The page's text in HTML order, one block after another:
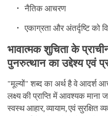
नैतिक आचरण
एकाग्रता और अंतर्दृष्टि को
भावात्मक शुचिता के
पुनरुत्थान का उद्देश्य एवं
"मूल्यों" शब्द का अर्थ है वे आदर्श
लक्ष्य की प्राप्ति में आवश्यक माना
स्वस्थ आहार, व्यायाम, एवं सुरक्षित